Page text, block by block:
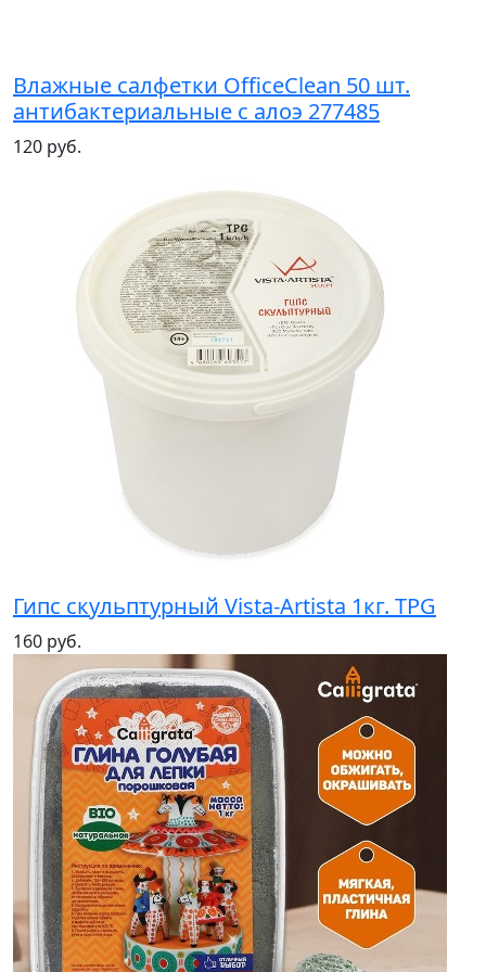
Влажные салфетки OfficeClean 50 шт.
антибактериальные с алоэ 277485
120 руб.
Гипс скульптурный Vista-Artista 1кг. TPG
160 руб.